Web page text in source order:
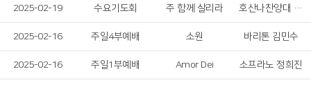
2025-02-19 수요기도회 주 함께 살리라 호산나찬양대 여성 솔리스트
2025-02-16 주일4부예배 소원 바리톤 김민수
2025-02-16 주일1부예배 Amor Dei 소프라노 정희진